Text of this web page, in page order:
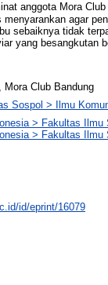
anggota Mora
agar
sebaiknya tidak
yang besangkutan
Mora Club Bandung
Sospol > Ilmu
> Fakultas
> Fakultas
id/eprint/16079